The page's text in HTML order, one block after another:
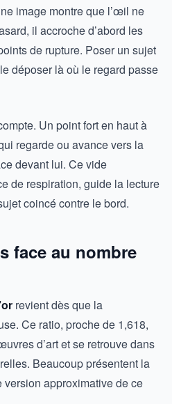
image montre que l’œil ne
il accroche d’abord les
de rupture. Poser un sujet
déposer là où le regard passe
Un point fort en haut à
regarde ou avance vers la
devant lui. Ce vide
de respiration, guide la lecture
coincé contre le bord.
face au nombre
revient dès que la
Ce ratio, proche de 1,618,
d’art et se retrouve dans
Beaucoup présentent la
version approximative de ce